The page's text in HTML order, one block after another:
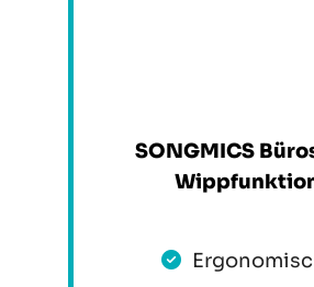
SONGMICS